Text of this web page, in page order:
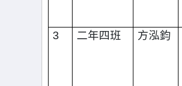
3 二年四班 方泓鈞